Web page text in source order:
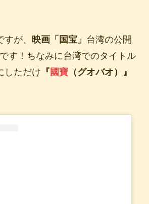
が、 映画「国宝」 台湾の公開
す！ちなみに台湾でのタイトル
しただけ 『 國寶（グオバオ）』